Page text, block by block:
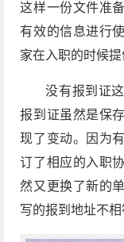
这样一份文件准
有效的信息进行
家在入职的时候提
没有报到证
报到证虽然是保
现了变动。因为
订了相应的入职
然又更换了新的
写的报到地址不